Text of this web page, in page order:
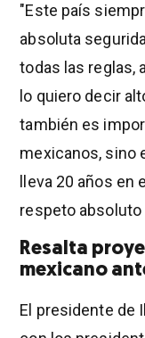
"Este país
absoluta
todas las reglas,
lo quiero decir
también es
mexicanos, sino
lleva 20 años en
respeto absoluto
Resalta
mexicano
El presidente de